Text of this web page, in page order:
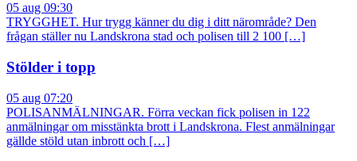
05 aug 09:30
TRYGGHET. Hur trygg känner du dig i ditt närområde? Den
frågan ställer nu Landskrona stad och polisen till 2 100 […]
Stölder i topp
05 aug 07:20
POLISANMÄLNINGAR. Förra veckan fick polisen in 122
anmälningar om misstänkta brott i Landskrona. Flest anmälningar
gällde stöld utan inbrott och […]